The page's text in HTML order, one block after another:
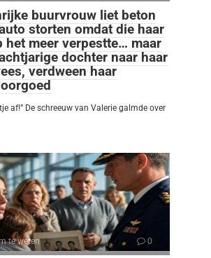
buurvrouw liet beton
storten omdat die haar
het meer verpestte… maar
dochter naar haar
verdween haar
af!” De schreeuw van Valerie galmde over
te weten 0